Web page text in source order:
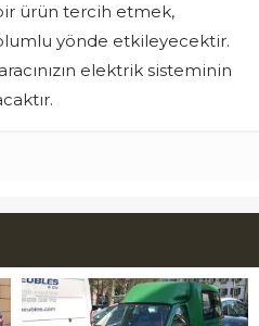
ürün tercih etmek,
olumlu yönde etkileyecektir.
elektrik sisteminin